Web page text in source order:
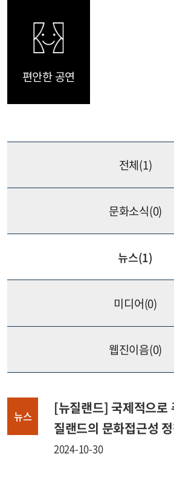
편안한 공연
전체(1)
문화소식(0)
뉴스(1)
미디어(0)
웹진이음(0)
뉴스
[뉴질랜드] 국제적으로
질랜드의 문화접근성
2024-10-30